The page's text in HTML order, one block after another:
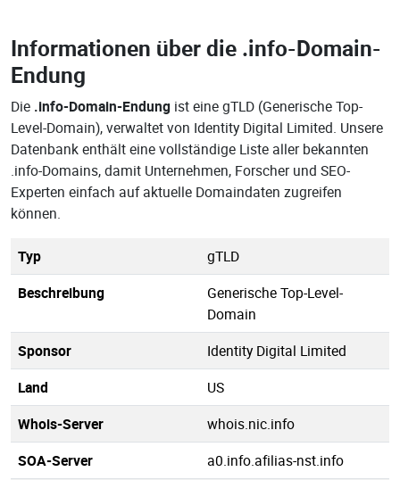
Informationen über die .info-Domain-
Endung
Die .info-Domain-Endung ist eine gTLD (Generische Top-
Level-Domain), verwaltet von Identity Digital Limited. Unsere
Datenbank enthält eine vollständige Liste aller bekannten
.info-Domains, damit Unternehmen, Forscher und SEO-
Experten einfach auf aktuelle Domaindaten zugreifen
können.
Typ
gTLD
Beschreibung
Generische Top-Level-
Domain
Sponsor
Identity Digital Limited
Land
US
Whois-Server
whois.nic.info
SOA-Server
a0.info.afilias-nst.info